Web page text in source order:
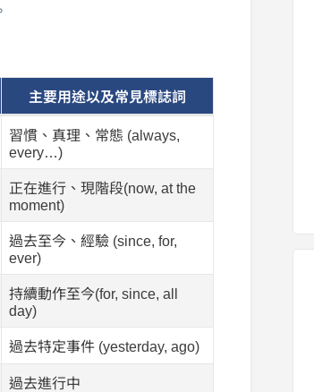
主要用途以及常見標誌詞
習慣、真理、常態 (always,
every…)
正在進行、現階段(now, at the
moment)
過去至今、經驗 (since, for,
ever)
持續動作至今(for, since, all
day)
過去特定事件 (yesterday, ago)
過去進行中